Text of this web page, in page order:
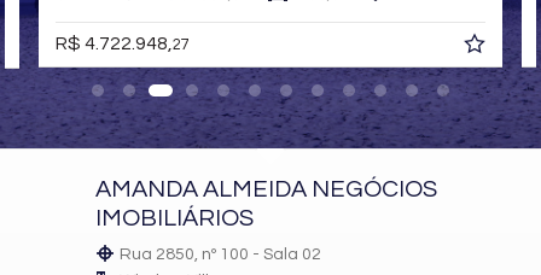
R$ 4.722.948, 27
AMANDA ALMEIDA NEGÓCIOS
IMOBILIÁRIOS
Rua 2850, nº 100 - Sala 02